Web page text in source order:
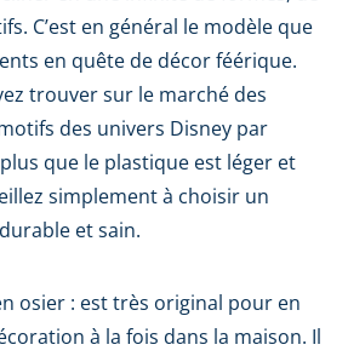
C’est en général le modèle que
en quête de décor féérique.
trouver sur le marché des
des univers Disney par
que le plastique est léger et
simplement à choisir un
et sain.
osier : est très original pour en
à la fois dans la maison. Il